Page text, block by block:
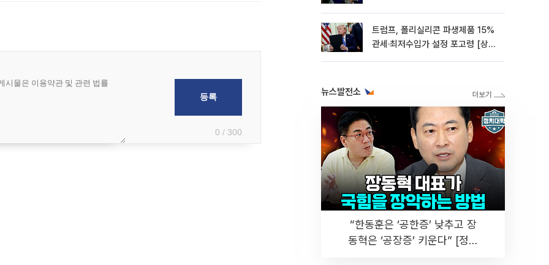
0 / 300
트럼프, 폴리실리콘 파생제품 15%
관세·최저수입가 설정 포고령 [상
뉴스발전소
“한동훈은 ‘공한증’ 낮추고 장
동혁은 ‘공장증’ 키운다” [정치